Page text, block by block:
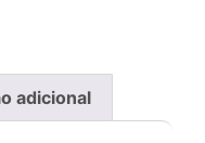
adicional